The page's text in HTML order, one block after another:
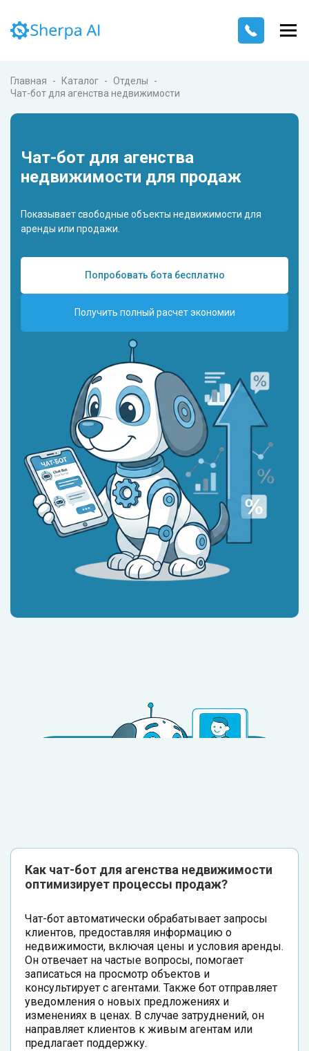
Главная Каталог
Отделы
Чат-бот для агенства недвижимости
Чат-бот для агенства
недвижимости для продаж
Показывает свободные объекты недвижимости для
аренды или продажи.
Попробовать бота бесплатно
Получить полный расчет экономии
Как чат-бот для агенства недвижимости
оптимизирует процессы продаж?
Чат-бот автоматически обрабатывает запросы
клиентов, предоставляя информацию о
недвижимости, включая цены и условия аренды.
Он отвечает на частые вопросы, помогает
записаться на просмотр объектов и
консультирует с агентами. Также бот отправляет
уведомления о новых предложениях и
изменениях в ценах. В случае затруднений, он
направляет клиентов к живым агентам или
предлагает поддержку.